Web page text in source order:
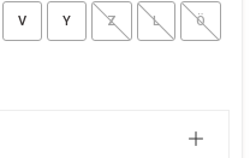
V Y Z L Ö